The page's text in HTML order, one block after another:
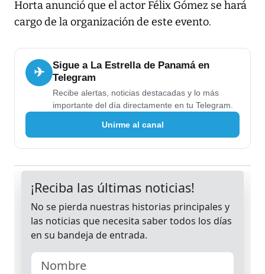
Horta anunció que el actor Félix Gómez se hará
cargo de la organización de este evento.
✈
Sigue a La Estrella de Panamá en
Telegram
Recibe alertas, noticias destacadas y lo más
importante del día directamente en tu Telegram.
Unirme al canal